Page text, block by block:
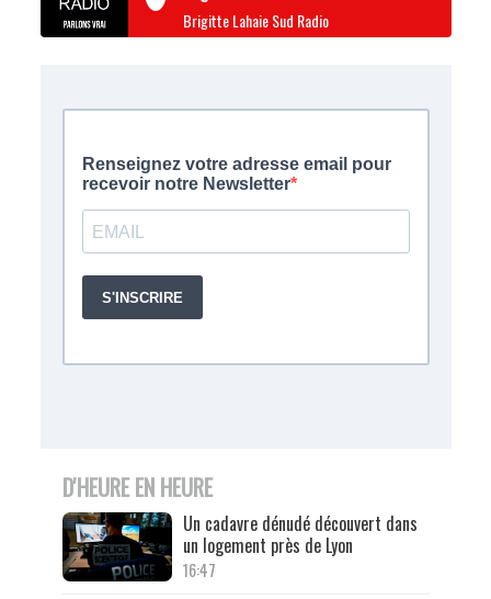
Brigitte Lahaie Sud Radio
D'HEURE EN HEURE
Un cadavre dénudé découvert dans
un logement près de Lyon
16:47